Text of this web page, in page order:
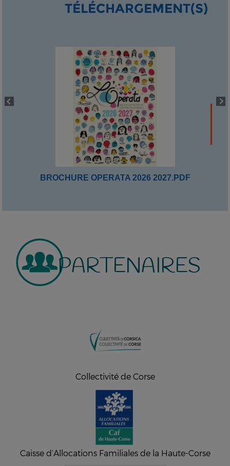
TÉLÉCHARGEMENT(S)
BROCHURE OPERATA 2026 2027.PDF
PARTENAIRES
Collectivité de Corse
Caisse d’Allocations Familiales de la Haute-Corse